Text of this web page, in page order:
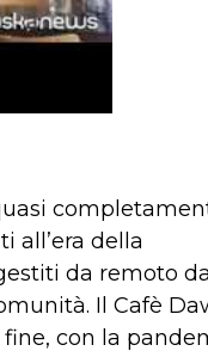
all’era della
da remoto da
Il Cafè
con la